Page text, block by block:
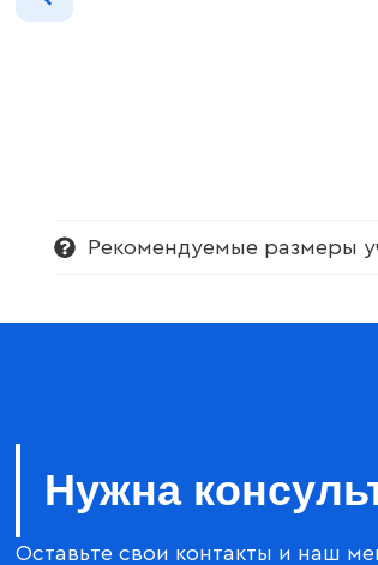
Рекомендуемые размеры
Нужна
Оставьте свои контакты и наш